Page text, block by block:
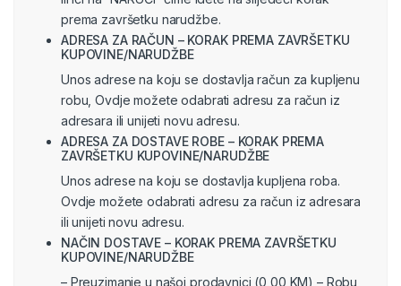
prema završetku narudžbe.
ADRESA ZA RAČUN – KORAK PREMA ZAVRŠETKU
KUPOVINE/NARUDŽBE
Unos adrese na koju se dostavlja račun za kupljenu
robu, Ovdje možete odabrati adresu za račun iz
adresara ili unijeti novu adresu.
ADRESA ZA DOSTAVE ROBE – KORAK PREMA
ZAVRŠETKU KUPOVINE/NARUDŽBE
Unos adrese na koju se dostavlja kupljena roba.
Ovdje možete odabrati adresu za račun iz adresara
ili unijeti novu adresu.
NAČIN DOSTAVE – KORAK PREMA ZAVRŠETKU
KUPOVINE/NARUDŽBE
– Preuzimanje u našoj prodavnici (0,00 KM) – Robu